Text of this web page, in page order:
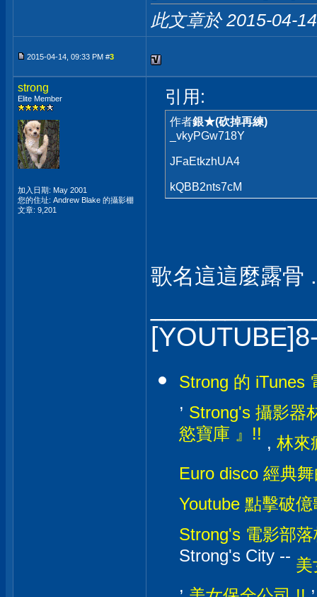
此文章於 2015-04-
2015-04-14, 09:33 PM #3
strong
Elite Member
加入日期: May 2001
您的住址: Andrew Blake 的攝影棚
文章: 9,201
引用:
作者銀★(砍掉再練)
_vkyPGw718Y
JFaEtkzhUA4
kQBB2nts7cM
歌名這這麼露骨
Strong 的 iTunes
, Strong's 攝影器
慾寶庫 』!! , 林來
Euro disco 經典
Youtube 點擊破
Strong's 電影部
Strong's City -- 美